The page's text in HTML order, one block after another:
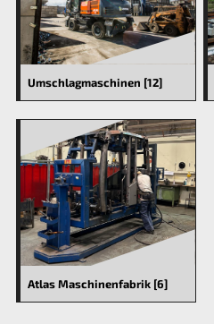
Umschlagmaschinen [12]
Atlas Maschinenfabrik [6]